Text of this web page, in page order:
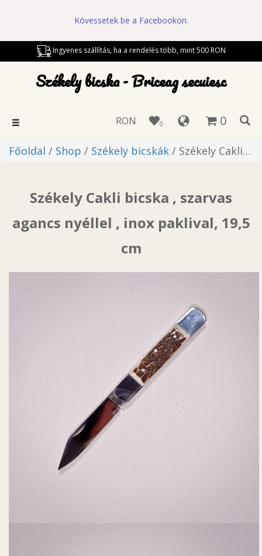
Kövessetek be a Facebookon.
Ingyenes szállítás, ha a rendelés több, mint 500 RON
Székely bicska - Briceag secuiesc
Toggle
0
0
RON
Főoldal / Shop / Székely bicskák / Székely Cakli bicska , szarvas agancs nyéllel , inox paklival, 19,5 cm
Székely Cakli bicska , szarvas
agancs nyéllel , inox paklival, 19,5
cm